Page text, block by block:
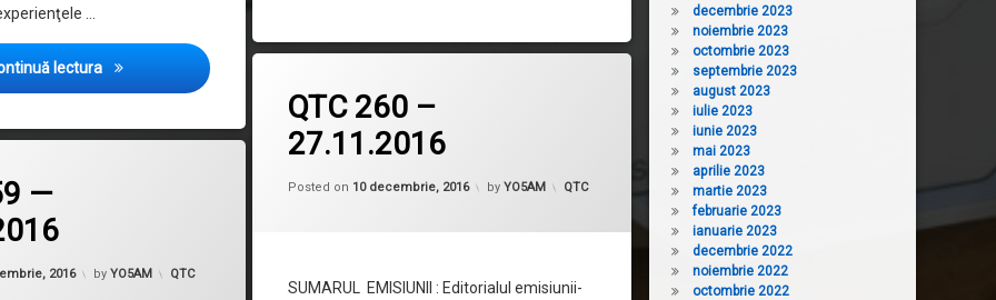
…
lectura Sărbători de iarnă la radioamatori.
QTC 260 –
27.11.2016
Posted on 10 decembrie, 2016
Updated on 10 decembrie, 2016
byYO5AM Categorii:
QTC
SUMARUL EMISIUNII : Editorialul emisiunii-
—
2016
Updated on 3 decembrie, 2016
byYO5AM Categorii:
QTC
decembrie 2023
noiembrie 2023
octombrie 2023
septembrie 2023
august 2023
iulie 2023
iunie 2023
mai 2023
aprilie 2023
martie 2023
februarie 2023
ianuarie 2023
decembrie 2022
noiembrie 2022
octombrie 2022